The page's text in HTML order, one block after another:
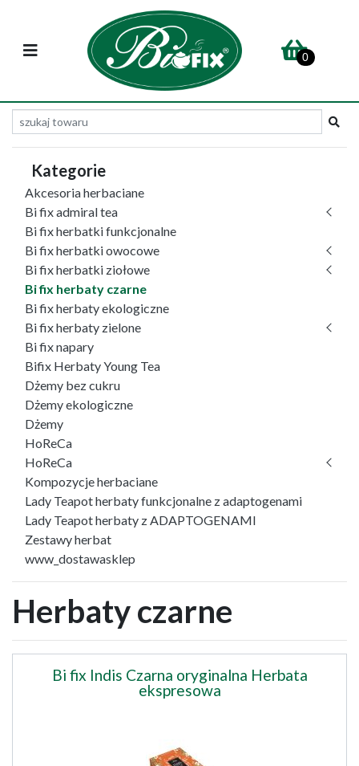
0
Kategorie
Akcesoria herbaciane
Bi fix admiral tea
Bi fix herbatki funkcjonalne
Bi fix herbatki owocowe
Bi fix herbatki ziołowe
Bi fix herbaty czarne
Bi fix herbaty ekologiczne
Bi fix herbaty zielone
Bi fix napary
Bifix Herbaty Young Tea
Dżemy bez cukru
Dżemy ekologiczne
Dżemy
HoReCa
HoReCa
Kompozycje herbaciane
Lady Teapot herbaty funkcjonalne z adaptogenami
Lady Teapot herbaty z ADAPTOGENAMI
Zestawy herbat
www_dostawasklep
Herbaty czarne
Bi fix Indis Czarna oryginalna Herbata
ekspresowa